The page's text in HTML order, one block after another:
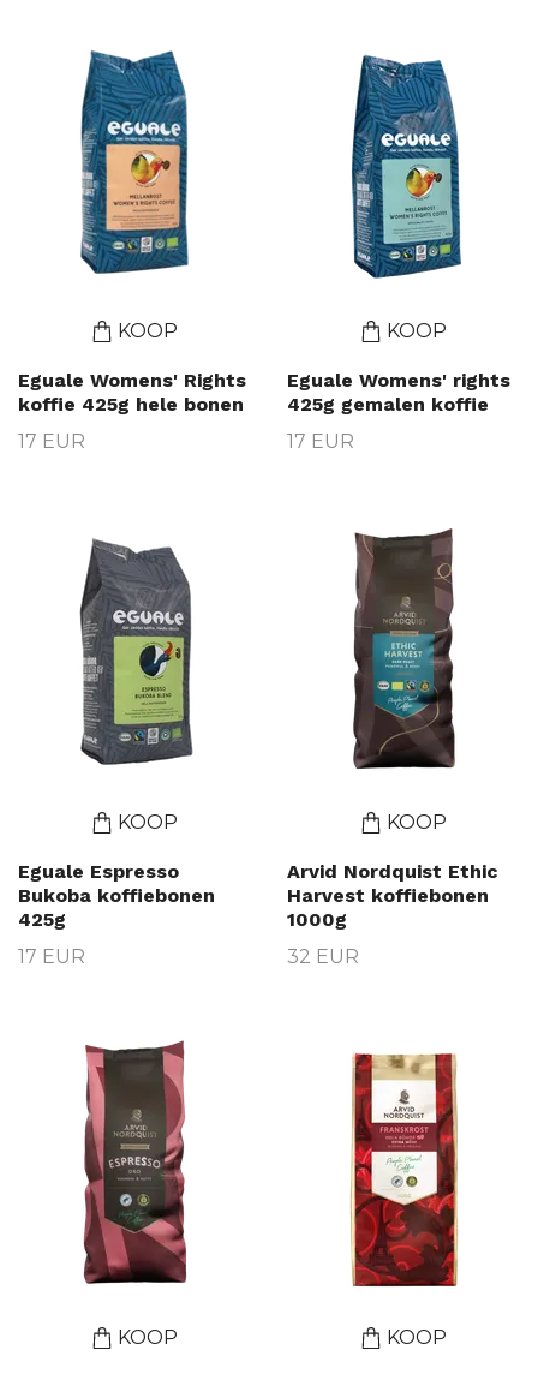
KOOP
Eguale Womens' Rights
koffie 425g hele bonen
17 EUR
KOOP
Eguale Womens' rights
425g gemalen koffie
17 EUR
KOOP
Eguale Espresso
Bukoba koffiebonen
425g
17 EUR
KOOP
Arvid Nordquist Ethic
Harvest koffiebonen
1000g
32 EUR
KOOP KOOP